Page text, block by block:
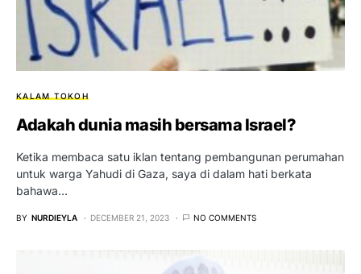
KALAM TOKOH
Adakah dunia masih bersama Israel?
Ketika membaca satu iklan tentang pembangunan perumahan
untuk warga Yahudi di Gaza, saya di dalam hati berkata
bahawa…
BY NURDIEYLA DECEMBER 21, 2023 NO COMMENTS